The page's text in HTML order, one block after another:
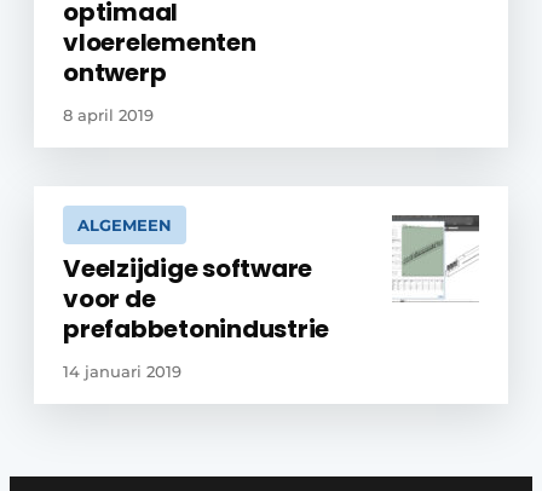
optimaal
vloerelementen
ontwerp
8 april 2019
ALGEMEEN
Veelzijdige software
voor de
prefabbetonindustrie
14 januari 2019